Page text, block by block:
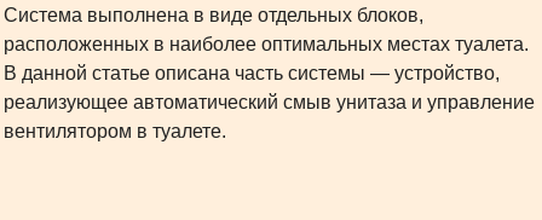
Система выполнена в виде отдельных блоков,
расположенных в наиболее оптимальных местах туалета.
В данной статье описана часть системы — устройство,
реализующее автоматический смыв унитаза и управление
вентилятором в туалете.